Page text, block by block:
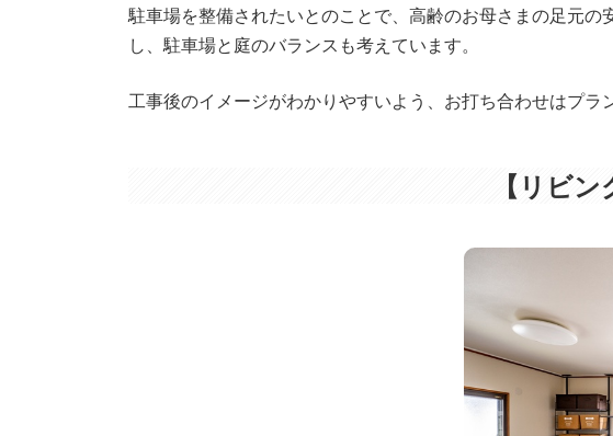
駐車場を整備されたいとのことで、高齢のお母さまの足元
し、駐車場と庭のバランスも考えています。
工事後のイメージがわかりやすいよう、お打ち合わせはプラ
【リビ